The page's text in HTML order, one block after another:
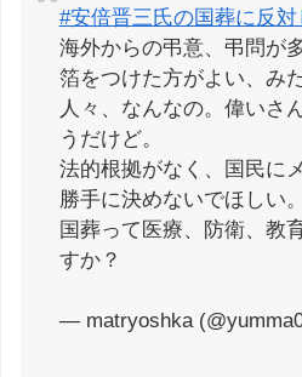
#安倍晋三氏の国葬に反対
海外からの弔意、弔問が
箔をつけた方がよい、み
人々、なんなの。偉いさ
うだけど。
法的根拠がなく、国民に
勝手に決めないでほしい。
国葬って医療、防衛、教
すか？
— matryoshka